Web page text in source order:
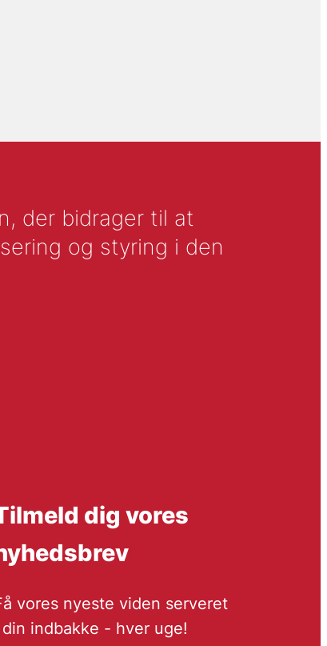
der bidrager til at
og styring i den
dig vores
vores nyeste viden serveret
indbakke - hver uge!